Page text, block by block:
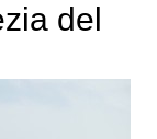
del